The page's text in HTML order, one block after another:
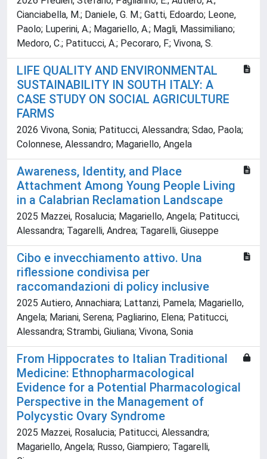
Cianciabella, M.; Daniele, G. M.; Gatti, Edoardo; Leone,
Paolo; Luperini, A.; Magariello, A.; Magli, Massimiliano;
Medoro, C.; Patitucci, A.; Pecoraro, F.; Vivona, S.
LIFE QUALITY AND ENVIRONMENTAL
SUSTAINABILITY IN SOUTH ITALY: A
CASE STUDY ON SOCIAL AGRICULTURE
FARMS
2026 Vivona, Sonia; Patitucci, Alessandra; Sdao, Paola;
Colonnese, Alessandro; Magariello, Angela
Awareness, Identity, and Place
Attachment Among Young People Living
in a Calabrian Reclamation Landscape
2025 Mazzei, Rosalucia; Magariello, Angela; Patitucci,
Alessandra; Tagarelli, Andrea; Tagarelli, Giuseppe
Cibo e invecchiamento attivo. Una
riflessione condivisa per
raccomandazioni di policy inclusive
2025 Autiero, Annachiara; Lattanzi, Pamela; Magariello,
Angela; Mariani, Serena; Pagliarino, Elena; Patitucci,
Alessandra; Strambi, Giuliana; Vivona, Sonia
From Hippocrates to Italian Traditional
Medicine: Ethnopharmacological
Evidence for a Potential Pharmacological
Perspective in the Management of
Polycystic Ovary Syndrome
2025 Mazzei, Rosalucia; Patitucci, Alessandra;
Magariello, Angela; Russo, Giampiero; Tagarelli,